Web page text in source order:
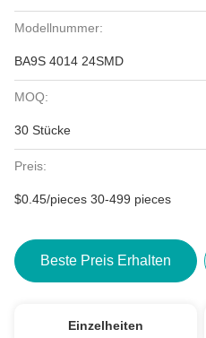
Modellnummer:
BA9S 4014 24SMD
MOQ:
30 Stücke
Preis:
$0.45/pieces 30-499 pieces
Beste Preis Erhalten
Einzelheiten